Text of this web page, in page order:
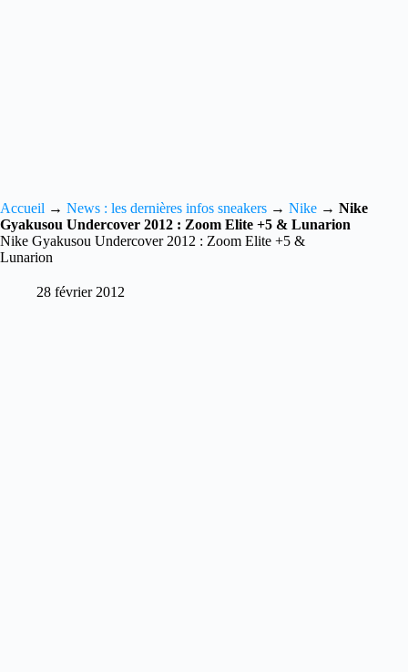
Accueil → News : les dernières infos sneakers → Nike → Nike
Gyakusou Undercover 2012 : Zoom Elite +5 & Lunarion
Nike Gyakusou Undercover 2012 : Zoom Elite +5 &
Lunarion
28 février 2012